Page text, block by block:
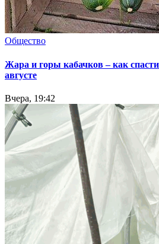
Общество
Жара и горы кабачков – как
августе
Вчера, 19:42